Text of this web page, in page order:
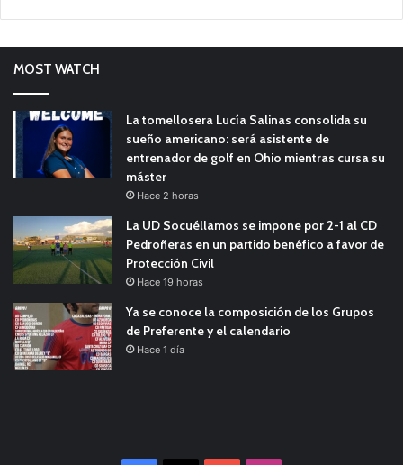
MOST WATCH
La tomellosera Lucía Salinas consolida su
sueño americano: será asistente de
entrenador de golf en Ohio mientras cursa su
máster
Hace 2 horas
La UD Socuéllamos se impone por 2-1 al CD
Pedroñeras en un partido benéfico a favor de
Protección Civil
Hace 19 horas
Ya se conoce la composición de los Grupos
de Preferente y el calendario
Hace 1 día